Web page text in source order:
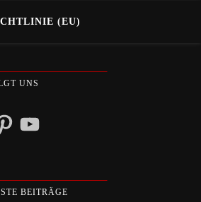
(EU)
UNS
YouTube
BEITRÄGE